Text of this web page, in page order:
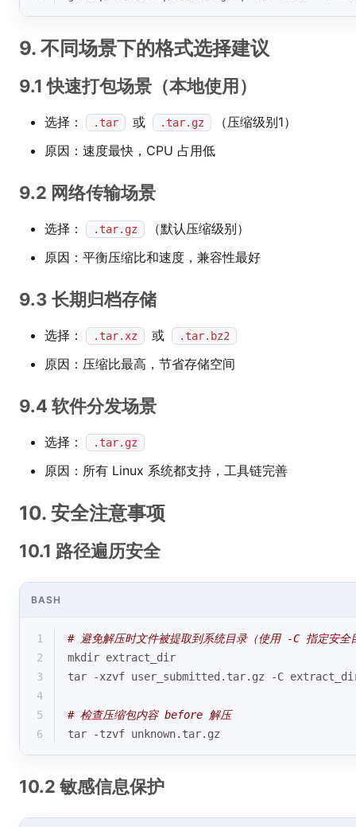
9. 不同场景下的格式选择建议
9.1 快速打包场景（本地使用）
选择： .tar 或 .tar.gz
（压缩级别1）
原因：速度最快，CPU 占用低
9.2 网络传输场景
选择： .tar.gz
（默认压缩级别）
原因：平衡压缩比和速度，兼容性最好
9.3 长期归档存储
选择： .tar.xz 或 .tar.bz2
原因：压缩比最高，节省存储空间
9.4 软件分发场景
选择： .tar.gz
原因：所有 Linux 系统都支持，工具链完善
10. 安全注意事项
10.1 路径遍历安全
BASH
1
# 避免解压时文件被提取到系统目录（使用 -C 指定安全
2
mkdir extract_dir
3
tar -xzvf user_submitted.tar.gz -C
4
5
# 检查压缩包内容 before 解压
6
tar -tzvf unknown.tar.gz
10.2 敏感信息保护